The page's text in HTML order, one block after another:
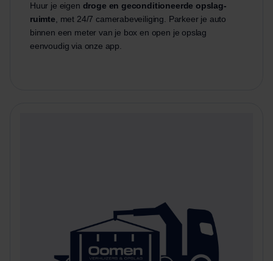
Huur je eigen droge en geconditioneerde opslag-
ruimte , met 24/7 camerabeveiliging. Parkeer je auto
binnen een meter van je box en open je opslag
eenvoudig via onze app.